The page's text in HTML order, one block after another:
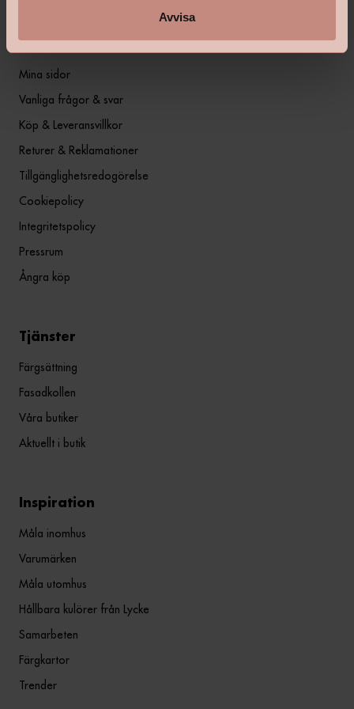
Avvisa
Information
Mina sidor
Vanliga frågor & svar
Köp & Leveransvillkor
Returer & Reklamationer
Tillgänglighetsredogörelse
Cookiepolicy
Integritetspolicy
Pressrum
Ångra köp
Tjänster
Färgsättning
Fasadkollen
Våra butiker
Aktuellt i butik
Inspiration
Måla inomhus
Varumärken
Måla utomhus
Hållbara kulörer från Lycke
Samarbeten
Färgkartor
Trender